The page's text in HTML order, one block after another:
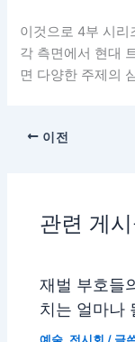
이것으로 4부 시리
각 측면에서 현대
면 다양한 주제의
이전
관련 게
재벌 부호들
치는 얼마나